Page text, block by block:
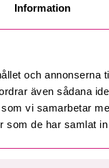
Information
och annonserna
även sådana
vi samarbetar
de har samlat